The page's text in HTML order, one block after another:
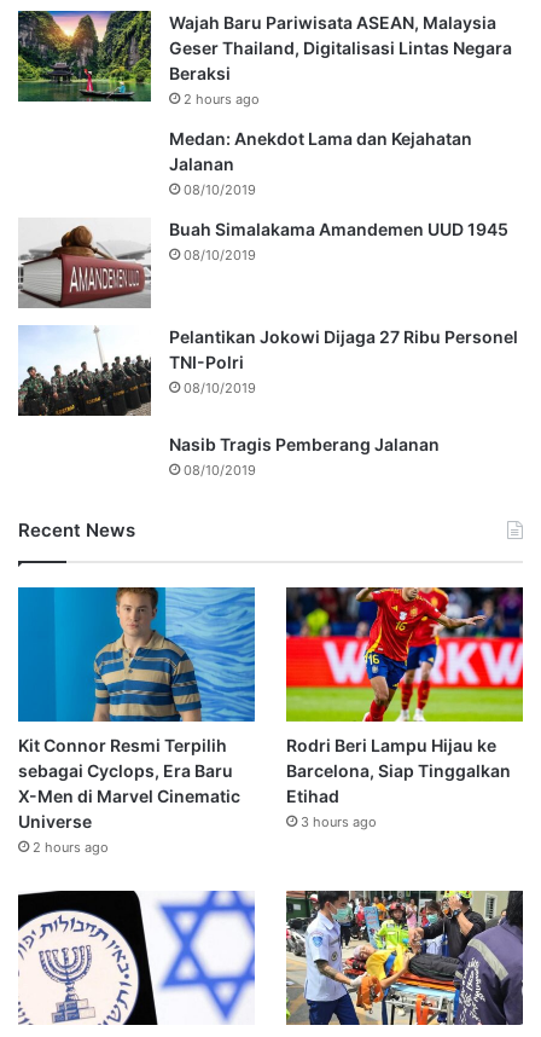
Wajah Baru Pariwisata ASEAN, Malaysia
Geser Thailand, Digitalisasi Lintas Negara
Beraksi
2 hours ago
Medan: Anekdot Lama dan Kejahatan
Jalanan
08/10/2019
Buah Simalakama Amandemen UUD 1945
08/10/2019
Pelantikan Jokowi Dijaga 27 Ribu Personel
TNI-Polri
08/10/2019
Nasib Tragis Pemberang Jalanan
08/10/2019
Recent News
Kit Connor Resmi Terpilih
sebagai Cyclops, Era Baru
X-Men di Marvel Cinematic
Universe
2 hours ago
Rodri Beri Lampu Hijau ke
Barcelona, Siap Tinggalkan
Etihad
3 hours ago